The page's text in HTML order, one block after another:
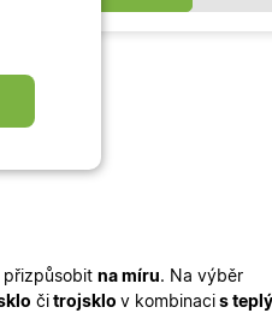
přizpůsobit na míru. Na výběr
či trojsklo v kombinaci s